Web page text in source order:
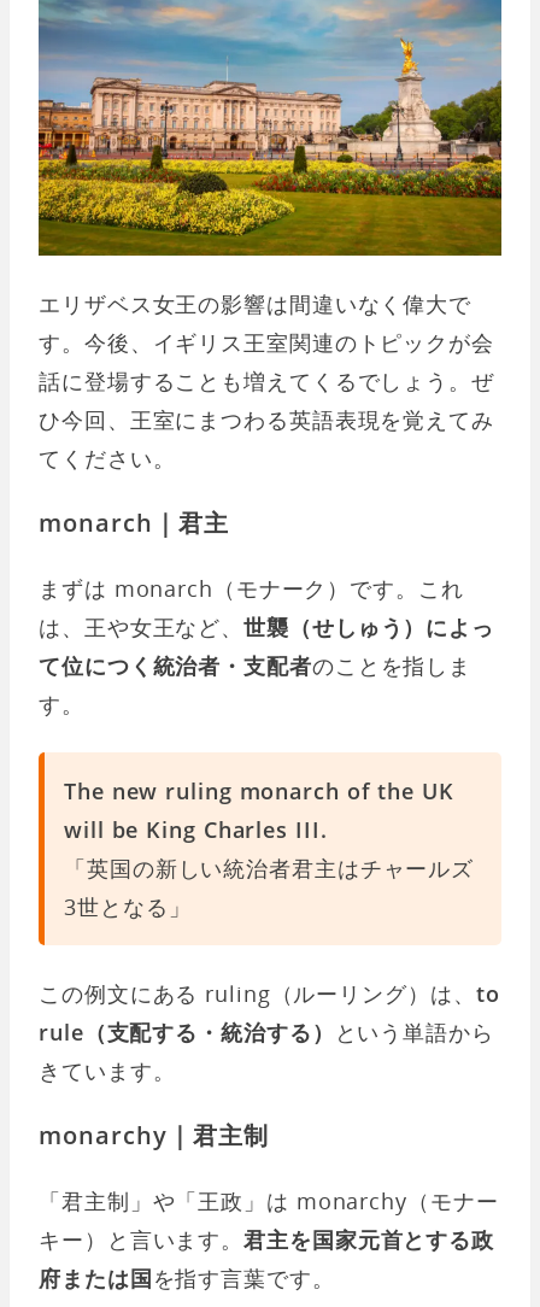
エリザベス女王の影響は間違いなく偉大で
す。今後、イギリス王室関連のトピックが会
話に登場することも増えてくるでしょう。ぜ
ひ今回、王室にまつわる英語表現を覚えてみ
てください。
monarch｜君主
まずは monarch（モナーク）です。これ
は、王や女王など、世襲（せしゅう）によっ
て位につく統治者・支配者のことを指しま
す。
The new ruling monarch of the UK
will be King Charles III.
「英国の新しい統治者君主はチャールズ
3世となる」
この例文にある ruling（ルーリング）は、 to
rule（支配する・統治する）
という単語から
きています。
monarchy｜君主制
「君主制」や「王政」は monarchy（モナー
キー）と言います。君主を国家元首とする政
府または国を指す言葉です。